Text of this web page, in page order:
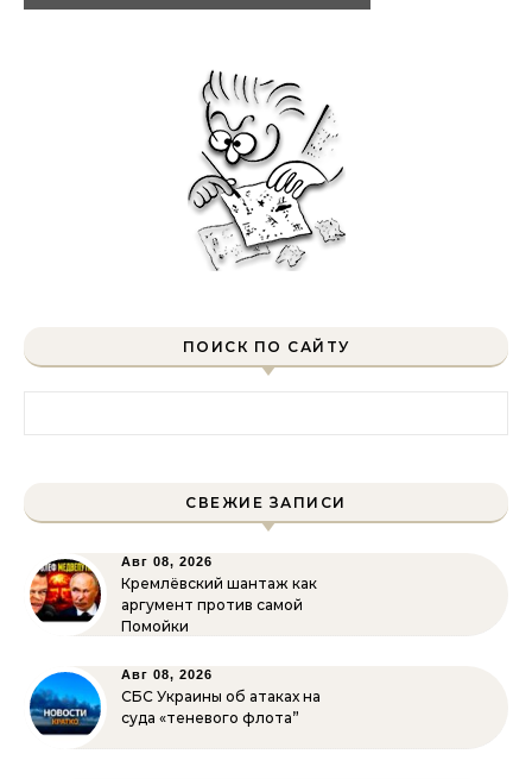
ПОИСК ПО САЙТУ
СВЕЖИЕ ЗАПИСИ
Авг 08, 2026
Кремлёвский шантаж как
аргумент против самой
Помойки
Авг 08, 2026
СБС Украины об атаках на
суда «теневого флота”